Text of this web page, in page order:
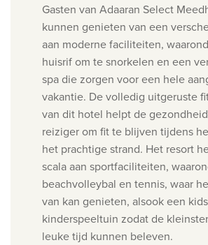
Gasten van Adaaran Select
kunnen genieten van een
aan moderne faciliteiten,
huisrif om te snorkelen en een
spa die zorgen voor een hele
vakantie. De volledig uitgeruste
van dit hotel helpt de
reiziger om fit te blijven tijdens
het prachtige strand. Het resort
scala aan sportfaciliteiten,
beachvolleybal en tennis, waar
van kan genieten, alsook een
kinderspeeltuin zodat de
leuke tijd kunnen beleven.